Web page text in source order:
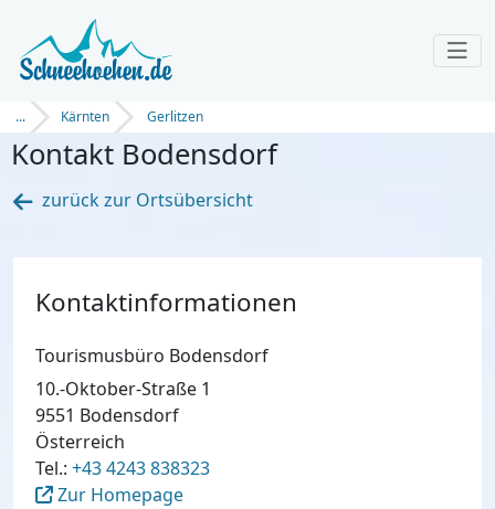
... Kärnten Gerlitzen
Kontakt Bodensdorf
zurück zur Ortsübersicht
Kontaktinformationen
Tourismusbüro Bodensdorf
10.-Oktober-Straße 1
9551 Bodensdorf
Österreich
Tel.: +43 4243 838323
Zur Homepage